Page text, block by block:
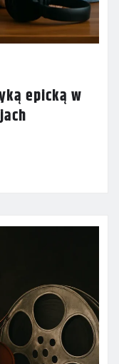
epicką w